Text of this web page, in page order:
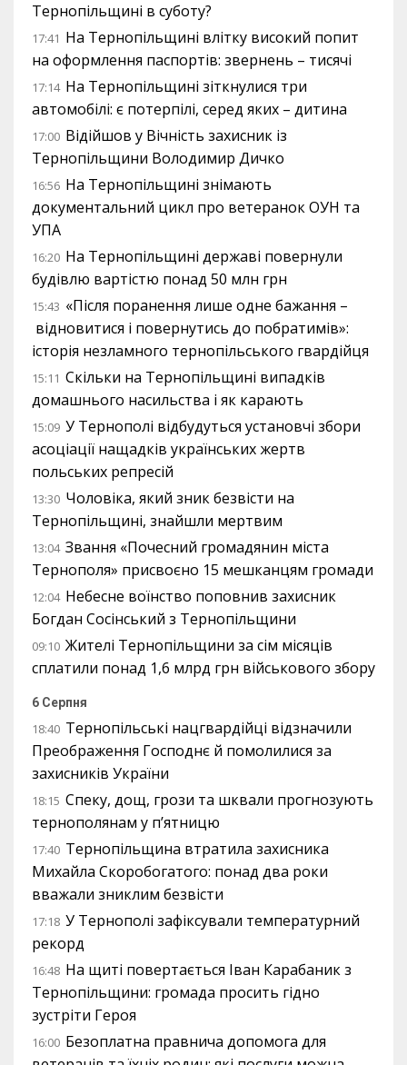
Тернопільщині в суботу?
17:41 На Тернопільщині влітку високий попит
на оформлення паспортів: звернень – тисячі
17:14 На Тернопільщині зіткнулися три
автомобілі: є потерпілі, серед яких – дитина
17:00 Відійшов у Вічність захисник із
Тернопільщини Володимир Дичко
16:56 На Тернопільщині знімають
документальний цикл про ветеранок ОУН та
УПА
16:20 На Тернопільщині державі повернули
будівлю вартістю понад 50 млн грн
15:43 «Після поранення лише одне бажання –
відновитися і повернутись до побратимів»:
історія незламного тернопільського гвардійця
15:11 Скільки на Тернопільщині випадків
домашнього насильства і як карають
15:09 У Тернополі відбудуться установчі збори
асоціації нащадків українських жертв
польських репресій
13:30 Чоловіка, який зник безвісти на
Тернопільщині, знайшли мертвим
13:04 Звання «Почесний громадянин міста
Тернополя» присвоєно 15 мешканцям громади
12:04 Небесне воїнство поповнив захисник
Богдан Сосінський з Тернопільщини
09:10 Жителі Тернопільщини за сім місяців
сплатили понад 1,6 млрд грн військового збору
6 Серпня
18:40 Тернопільські нацгвардійці відзначили
Преображення Господнє й помолилися за
захисників України
18:15 Спеку, дощ, грози та шквали прогнозують
тернополянам у п’ятницю
17:40 Тернопільщина втратила захисника
Михайла Скоробогатого: понад два роки
вважали зниклим безвісти
17:18 У Тернополі зафіксували температурний
рекорд
16:48 На щиті повертається Іван Карабаник з
Тернопільщини: громада просить гідно
зустріти Героя
16:00 Безоплатна правнича допомога для